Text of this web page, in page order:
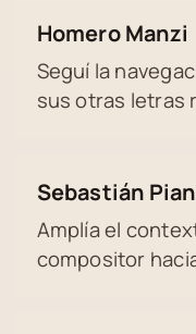
Homero Manzi
Seguí la
sus otras letras
Sebastián
Amplía el
compositor